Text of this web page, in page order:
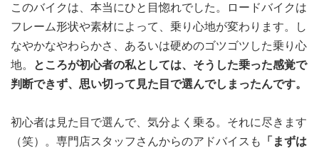
このバイクは、本当にひと目惚れでした。ロードバイクは
フレーム形状や素材によって、乗り心地が変わります。し
なやかなやわらかさ、あるいは硬めのゴツゴツした乗り心
地。
ところが初心者の私としては、そうした乗った感覚で
判断できず、思い切って見た目で選んでしまったんです。
初心者は見た目で選んで、気分よく乗る。それに尽きます
（笑）。専門店スタッフさんからのアドバイスも 「まずは